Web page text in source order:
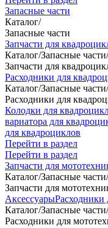
Запасные части
Каталог/
Запасные части
Запчасти для
Каталог/Запасные части/
Запчасти для
Расходники для
Каталог/Запасные части/
Расходники для
Колодки для
вариатора для
для квадроциклов
Перейти в раздел
Перейти в раздел
Запчасти для
Каталог/Запасные части/
Запчасти для
АксессуарыРасходники
Каталог/Запасные части/
Расходники для